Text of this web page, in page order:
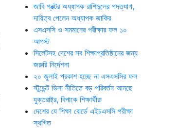
জাবি প্রক্টর অধ্যাপক রাশিদুলের পদত্যাগ,
দায়িত্ব পেলেন অধ্যাপক জাকির
এসএসসি ও সমমানের পরীক্ষার ফল ১০
আগস্ট
সিলেটসহ দেশের সব শিক্ষাপ্রতিষ্ঠানের জন্য
জরুরি নির্দেশনা
২০ জুলাই প্রকাশ হচ্ছে না এসএসসির ফল
স্টুডেন্ট ভিসা নীতিতে বড় পরিবর্তন আনছে
যুক্তরাষ্ট্র, বিপাকে শিক্ষার্থীরা
দেশের যে শিক্ষা বোর্ডে এইচএসসি পরীক্ষা
স্থগিত